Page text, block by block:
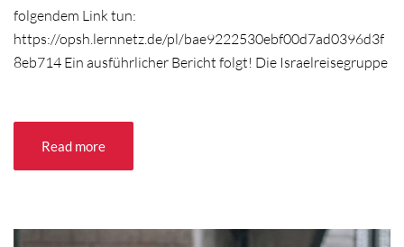
folgendem Link tun:
https://opsh.lernnetz.de/pl/bae9222530ebf00d7ad0396d3f
8eb714 Ein ausführlicher Bericht folgt! Die Israelreisegruppe
Read more